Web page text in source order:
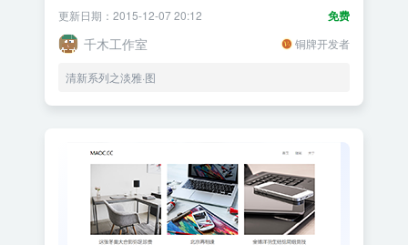
免费
更新日期：2015-12-07 20:12
千木工作室 铜牌开发者
清新系列之淡雅·图